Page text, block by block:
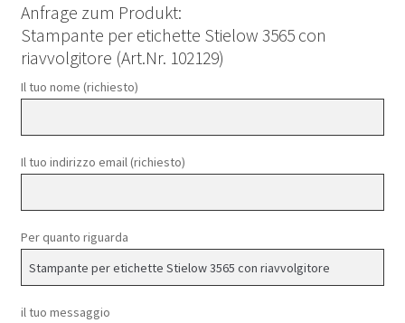
Anfrage zum Produkt:
Stampante per etichette Stielow 3565 con
riavvolgitore (Art.Nr. 102129)
Il tuo nome (richiesto)
Il tuo indirizzo email (richiesto)
Per quanto riguarda
il tuo messaggio